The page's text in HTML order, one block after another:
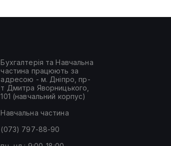
Бухгалтерія та Навчальна
частина працюють за
адресою - м. Дніпро, пр-
т Дмитра Яворницького,
101 (навчальний корпус)
Навчальна частина
(073) 797-88-90